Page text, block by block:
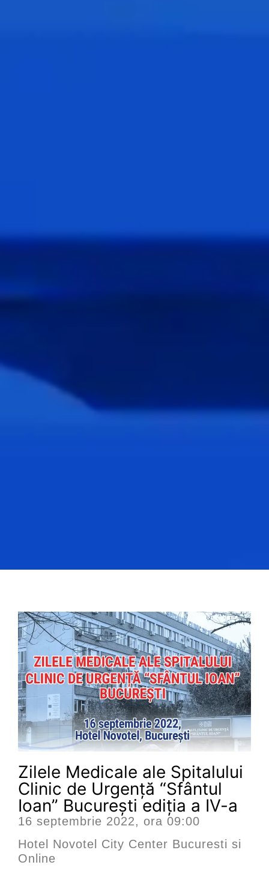
Zilele Medicale ale Spitalului
Clinic de Urgență “Sfântul
Ioan” București ediția a IV-a
16 septembrie 2022, ora 09:00
Hotel Novotel City Center Bucuresti si
Online